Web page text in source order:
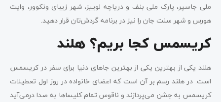
ملی جاسپر، پارک ملی بنف و دریاچه لوییز، شهر زیبای ونکوور، وایت
هورس و شهر سنت جان را نیز در برنامه گردش‌تان قرار دهید.
کریسمس کجا بریم؟ هلند
هلند یکی از بهترین یکی از بهترین جاهای دنیا برای سفر در کریسمس
است. در هلند رسم بر آن است که اعضای خانواده در روز اول تعطیلات
کریسمس به جشن می‌پردازند و ناقوس‌ تمام کلیساها به صدا درمی‌آید